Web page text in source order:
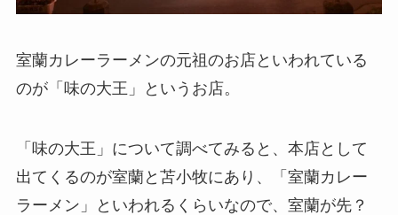
室蘭カレーラーメンの元祖のお店といわれている
のが「味の大王」というお店。
「味の大王」について調べてみると、本店として
出てくるのが室蘭と苫小牧にあり、「室蘭カレー
ラーメン」といわれるくらいなので、室蘭が先？